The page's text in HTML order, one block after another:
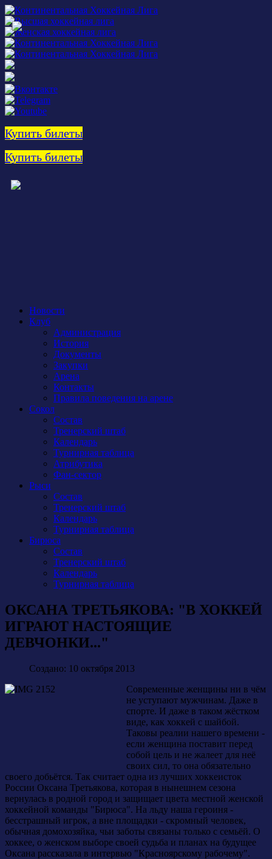
Купить билеты
Купить билеты
Новости
Клуб
Администрация
История
Документы
Закупки
Арена
Контакты
Правила поведения на арене
Сокол
Состав
Тренерский штаб
Календарь
Турнирная таблица
Атрибутика
Фан-сектор
Рыси
Состав
Тренерский штаб
Календарь
Турнирная таблица
Бирюса
Состав
Тренерский штаб
Календарь
Турнирная таблица
ОКСАНА ТРЕТЬЯКОВА: "В ХОККЕЙ
ИГРАЮТ НАСТОЯЩИЕ
ДЕВЧОНКИ..."
Создано: 10 октября 2013
Современные женщины ни в чём
не уступают мужчинам. Даже в
спорте. И даже в таком жёстком
виде, как хоккей с шайбой.
Таковы реалии нашего времени -
если женщина поставит перед
собой цель и не жалеет для неё
своих сил, то она обязательно
своего добьётся. Так считает одна из лучших хоккеисток
России Оксана Третьякова, которая в нынешнем сезона
вернулась в родной город и защищает цвета местной женской
хоккейной команды "Бирюса". На льду наша героиня -
бесстрашный игрок, а вне площадки - скромный человек,
обычная домохозяйка, чьи заботы связаны только с семьёй. О
хоккее, о женском выборе своей судьба и планах на будущее
Оксана рассказала в интервью "Красноярскому рабочему".